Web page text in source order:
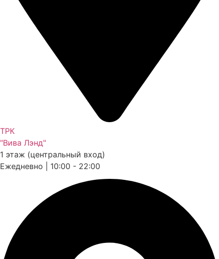
ТРК
"Вива Лэнд"
1 этаж (центральный вход)
Ежедневно | 10:00 - 22:00